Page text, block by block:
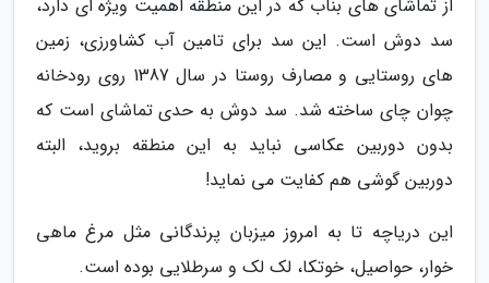
از تماشای های بناب که در این منطقه اهمیت ویژه ای دارد،
سد دوش است. این سد برای تامین آب کشاورزی، زمین
های روستایی و مصارف روستا در سال 1387 روی رودخانه
چوان چای ساخته شد. سد دوش به حدی تماشای است که
بدون دوربین عکاسی نباید به این منطقه بروید، البته
دوربین گوشی هم کفایت می نماید!
این دریاچه تا به امروز میزبان پرندگانی مثل مرغ ماهی
خوار، حواصیل، خوتکا، لک لک و سرطلایی بوده است.